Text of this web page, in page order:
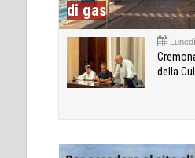
di gas
della